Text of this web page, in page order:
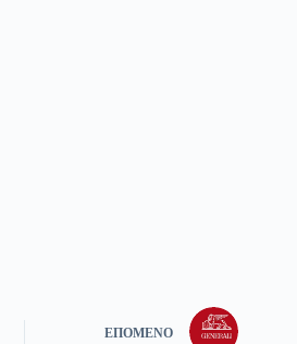
ΕΠΌΜΕΝΟ